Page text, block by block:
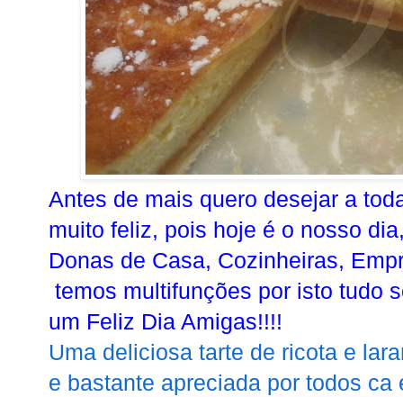
Antes de mais quero desejar a
muito feliz, pois hoje é o nosso
Donas de Casa, Cozinheiras,
temos multifunções por isto tudo
um Feliz Dia Amigas!!!!
Uma deliciosa tarte de ricota e
e bastante apreciada por todos ca